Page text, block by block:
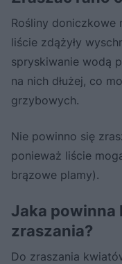
Rośliny doniczkowe
liście zdążyły
spryskiwanie wodą
na nich dłużej, co
grzybowych.
Nie powinno się
ponieważ liście
brązowe plamy).
Jaka powinna
zraszania?
Do zraszania